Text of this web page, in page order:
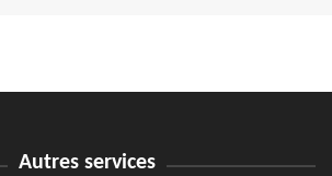
Autres services